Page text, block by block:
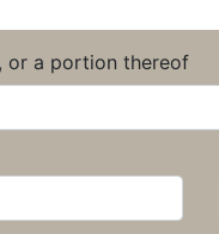
or a portion thereof